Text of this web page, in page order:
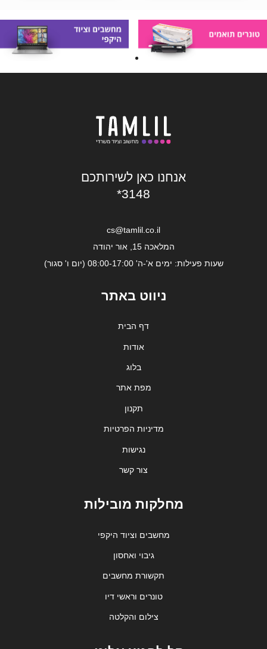
אנחנו כאן לשירותכם
*3148
cs@tamlil.co.il
המלאכה 15, אור יהודה
שעות פעילות: ימים א'-ה' 08:00-17:00 (יום ו' סגור)
ניווט באתר
דף הבית
אודות
בלוג
מפת אתר
תקנון
מדיניות הפרטיות
נגישות
צור קשר
מחלקות מובילות
מחשבים וציוד היקפי
גיבוי ואחסון
תקשורת מחשבים
טונרים וראשי דיו
צילום והקלטה